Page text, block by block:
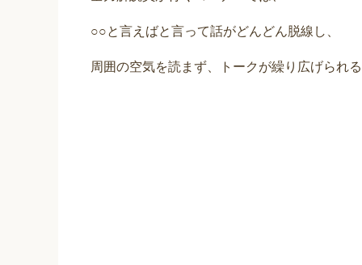
○○と言えばと言って話がどんどん脱線し、
周囲の空気を読まず、トークが繰り広げられ